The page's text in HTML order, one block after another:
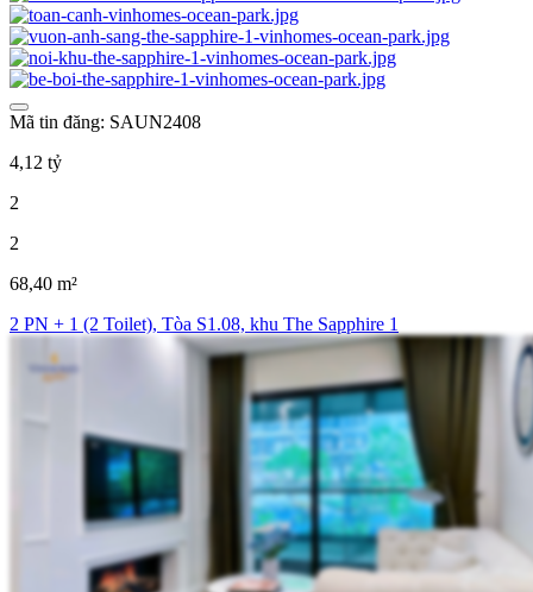
Mã tin đăng: SAUN2408
4,12 tỷ
2
2
68,40 m²
2 PN + 1 (2 Toilet), Tòa S1.08, khu The Sapphire 1